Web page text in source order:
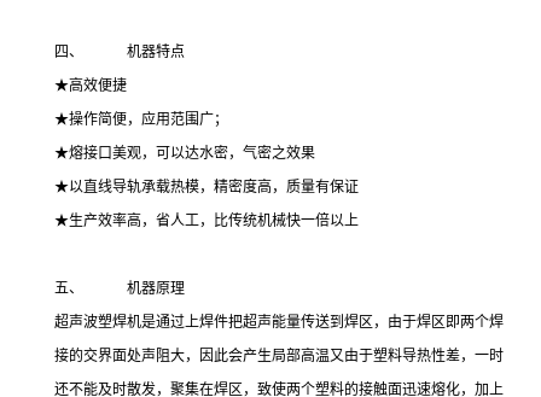
四、 机器特点
★高效便捷
★操作简便，应用范围广；
★熔接口美观，可以达水密，气密之效果
★以直线导轨承载热模，精密度高，质量有保证
★生产效率高，省人工，比传统机械快一倍以上
五、 机器原理
超声波塑焊机是通过上焊件把超声能量传送到焊区，由于焊区即两个焊
接的交界面处声阻大，因此会产生局部高温又由于塑料导热性差，一时
还不能及时散发，聚集在焊区，致使两个塑料的接触面迅速熔化，加上